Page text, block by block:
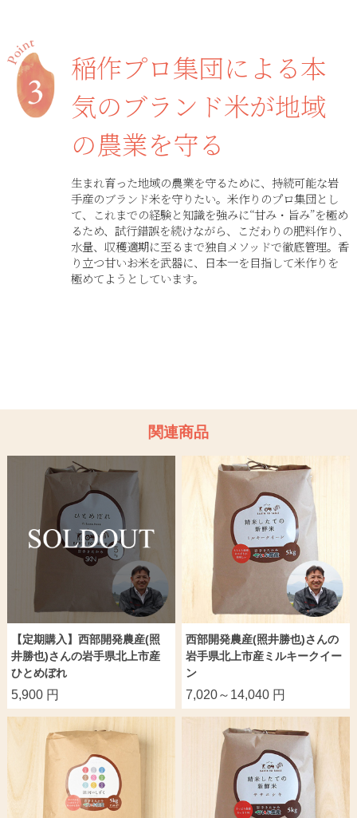
稲作プロ集団による本
気のブランド米が地域
の農業を守る
生まれ育った地域の農業を守るために、持続可能な岩
手産のブランド米を守りたい。米作りのプロ集団とし
て、これまでの経験と知識を強みに“甘み・旨み”を極め
るため、試行錯誤を続けながら、こだわりの肥料作り、
水量、収穫適期に至るまで独自メソッドで徹底管理。香
り立つ甘いお米を武器に、日本一を目指して米作りを
極めてようとしています。
関連商品
【定期購入】西部開発農産(照
井勝也)さんの岩手県北上市産
ひとめぼれ
5,900 円
西部開発農産(照井勝也)さんの
岩手県北上市産ミルキークイー
ン
7,020～14,040 円